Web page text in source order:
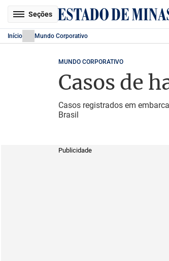
Seções
Início Mundo Corporativo
MUNDO CORPORATIVO
Casos de
Casos registrados em
Brasil
Publicidade